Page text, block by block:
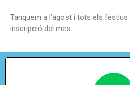
Tanquem a l’agost i tots els
inscripció del mes.